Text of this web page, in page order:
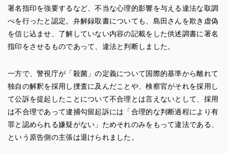
署名指印を強要するなど、不当な心理的影響を与える違法な取調
べを行ったと認定。弁解録取書についても、島田さんを欺き虚偽
を信じ込ませ、了解していない内容の記載をした供述調書に署名
指印をさせるものであって、違法と判断しました。
一方で、警視庁が「殺菌」の定義について国際的基準から離れて
独自の解釈を採用し捜査に及んだことや、検察官がそれを採用し
て公訴を提起したことについて不合理とは言えないとして、採用
は不合理であって逮捕勾留起訴には「合理的な判断過程により有
罪と認められる嫌疑がない」ためそれのみをもって違法である、
という原告側の主張は退けられました。